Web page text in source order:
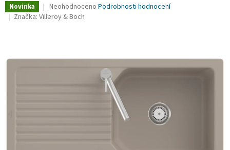
Novinka
Průměrné
hodnocení
Neohodnoceno Podrobnosti hodnocení
Značka: Villeroy & Boch